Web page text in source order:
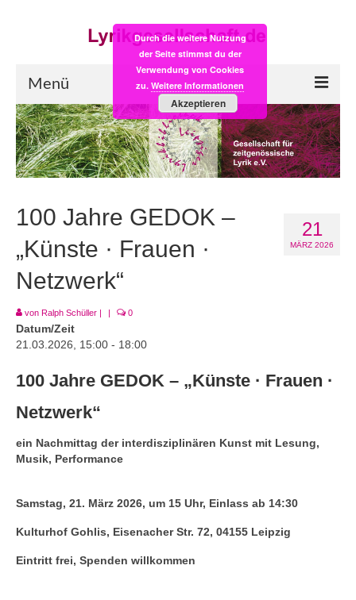
Menü
Start
LYRIK:POST
Einkaufsladen
Empfehlung des Monats
Videos
Veranstaltungen
Neuerscheinungen von Mitgliedern
Ausschreibungen
Leipziger Lyrikbibliothek
21
MÄRZ 2026
100 Jahre GEDOK –
„Künste · Frauen ·
Netzwerk“
von Ralph Schüller | | 0
Datum/Zeit
21.03.2026, 15:00 - 18:00
100 Jahre GEDOK – „Künste · Frauen ·
Netzwerk“
ein Nachmittag der inter­disziplinären Kunst mit Lesung,
Musik, Performance
Samstag, 21. März 2026, um 15 Uhr, Einlass ab 14:30
Kulturhof Gohlis, Eisenacher Str. 72, 04155 Leipzig
Eintritt frei, Spenden willkommen
Durch die weitere Nutzung
der Seite stimmst du der
Verwendung von Cookies
zu. Weitere Informationen
Akzeptieren